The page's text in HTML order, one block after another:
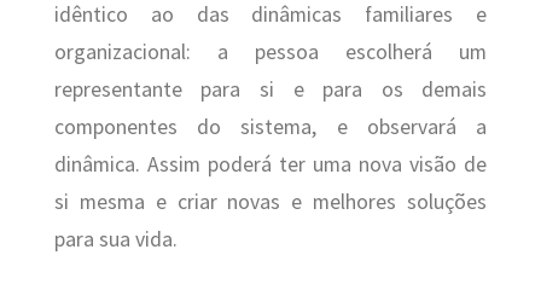
idêntico ao das dinâmicas familiares e
organizacional: a pessoa escolherá um
representante para si e para os demais
componentes do sistema, e observará a
dinâmica. Assim poderá ter uma nova visão de
si mesma e criar novas e melhores soluções
para sua vida.